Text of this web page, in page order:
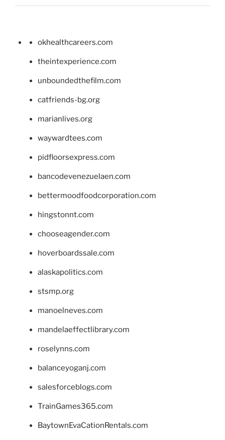
okhealthcareers.com
theintexperience.com
unboundedthefilm.com
catfriends-bg.org
marianlives.org
waywardtees.com
pidfloorsexpress.com
bancodevenezuelaen.com
bettermoodfoodcorporation.com
hingstonnt.com
chooseagender.com
hoverboardssale.com
alaskapolitics.com
stsmp.org
manoelneves.com
mandelaeffectlibrary.com
roselynns.com
balanceyoganj.com
salesforceblogs.com
TrainGames365.com
BaytownEvaCationRentals.com